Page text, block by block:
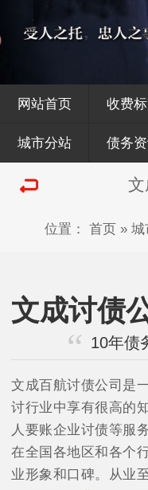
网站首页 收费
城市分站 债务
文
位置： 首页 » 城
文成讨债
10年债
文成百航讨债公司是
讨行业中享有很高的
人要账企业讨债等服
在全国各地区和各个
业形象和口碑。从业